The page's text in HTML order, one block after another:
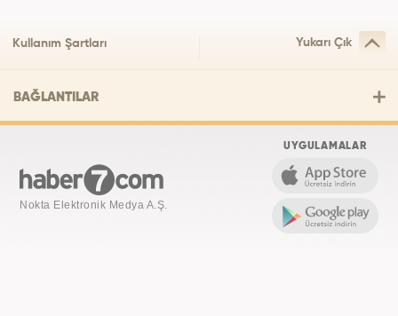
Kullanım Şartları Yukarı Çık
BAĞLANTILAR
Nokta Elektronik Medya A.Ş.
UYGULAMALAR